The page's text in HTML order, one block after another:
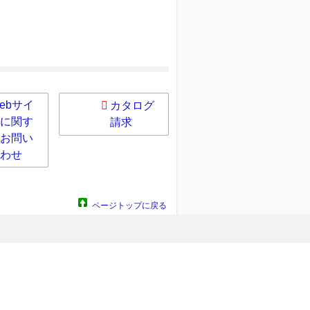
サイ
関す
問い
せ
カタログ
請求
ページトップに戻る